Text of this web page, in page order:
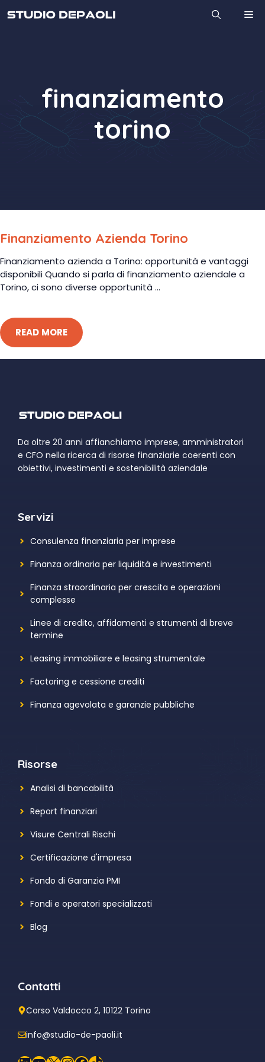
al
finanziamento
torino
Finanziamento Azienda Torino
Finanziamento azienda a Torino: opportunità e vantaggi
disponibili Quando si parla di finanziamento aziendale a
Torino, ci sono diverse opportunità ...
READ MORE
Da oltre 20 anni affianchiamo imprese, amministratori
e CFO nella ricerca di risorse finanziarie coerenti con
obiettivi, investimenti e sostenibilità aziendale
Servizi
Consulenza finanziaria per imprese
Finanza ordinaria per liquidità e investimenti
Finanza straordinaria per crescita e operazioni
complesse
Linee di credito, affidamenti e strumenti di breve
termine
Leasing immobiliare e leasing strumentale
Factoring e cessione crediti
Finanza agevolata e garanzie pubbliche
Risorse
Analisi di bancabilità
Report finanziari
Visure Centrali Rischi
Certificazione d'impresa
Fondo di Garanzia PMI
Fondi e operatori specializzati
Blog
Contatti
Corso Valdocco 2, 10122 Torino
info@studio-de-paoli.it